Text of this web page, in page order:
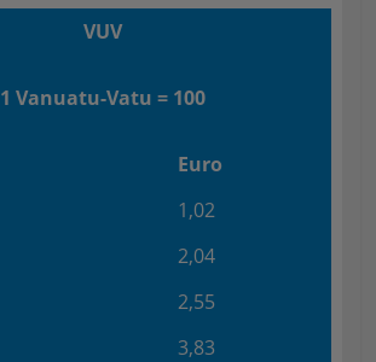
VUV
1 Vanuatu-Vatu = 100
Euro
1,02
2,04
2,55
3,83